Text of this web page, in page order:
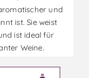
und
ist. Sie weist
ist ideal für
Weine.